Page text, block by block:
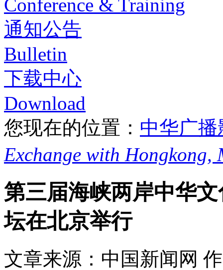
Conference & Training
通知公告
Bulletin
下载中心
Download
您现在的位置： 中华广
Exchange with Hongkong,
第三届海峡两岸中华
坛在北京举行
文章来源：中国新闻网